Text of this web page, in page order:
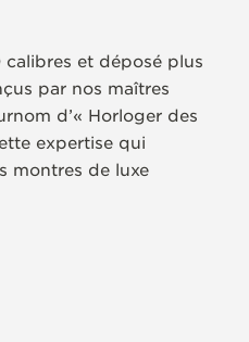
calibres et déposé plus
par nos maîtres
d’« Horloger des
expertise qui
montres de luxe